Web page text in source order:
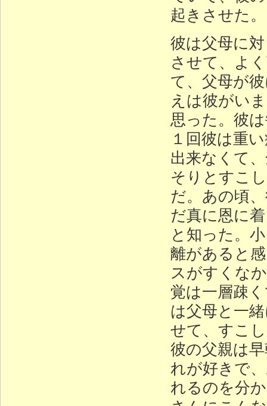
起きさせた。
彼は父母に
させて、よ
て、父母が
えは彼がい
思った。彼
１回彼は重
出来なくて
そりとすこ
だ。あの頃
だ真に恩に
と知った。
離があると
スがすくな
覚は一層疎
は父母と一
せて、すこ
彼の父親は
れが好きで
れるのを分